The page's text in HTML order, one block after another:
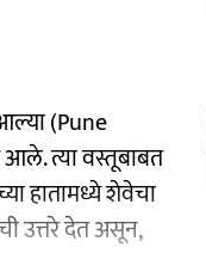
(Pune
त्या वस्तूबाबत
हातामध्ये शेवेचा
उत्तरे देत असून,